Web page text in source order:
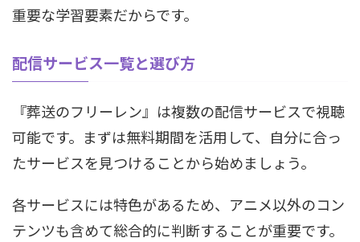
重要な学習要素だからです。
配信サービス一覧と選び方
『葬送のフリーレン』は複数の配信サービスで視聴
可能です。まずは無料期間を活用して、自分に合っ
たサービスを見つけることから始めましょう。
各サービスには特色があるため、アニメ以外のコン
テンツも含めて総合的に判断することが重要です。